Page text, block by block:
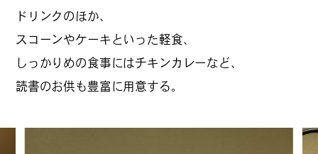
ドリンクのほか、
スコーンやケーキといった軽食、
しっかりめの食事にはチキンカレーなど、
読書のお供も豊富に用意する。